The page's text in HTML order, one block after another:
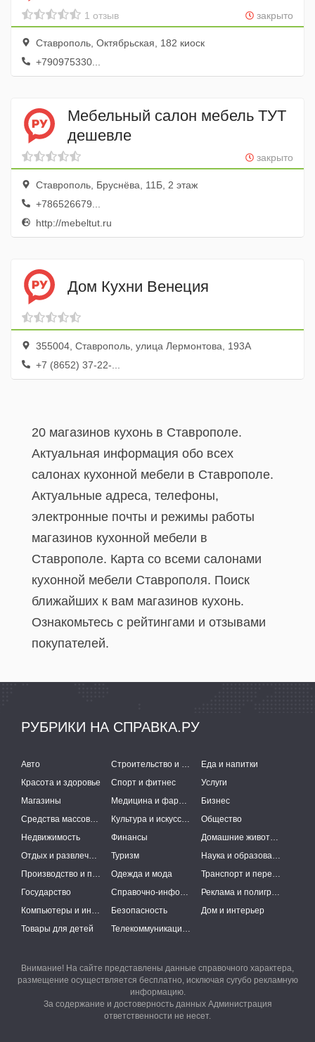
закрыто
1 отзыв
Ставрополь, Октябрьская, 182 киоск
+790975330...
Мебельный салон мебель ТУТ
дешевле
закрыто
Ставрополь, Бруснёва, 11Б, 2 этаж
+786526679...
http://mebeltut.ru
Дом Кухни Венеция
355004, Ставрополь, улица Лермонтова, 193А
+7 (8652) 37-22-...
20 магазинов кухонь в Ставрополе.
Актуальная информация обо всех
салонах кухонной мебели в Ставрополе.
Актуальные адреса, телефоны,
электронные почты и режимы работы
магазинов кухонной мебели в
Ставрополе. Карта со всеми салонами
кухонной мебели Ставрополя. Поиск
ближайших к вам магазинов кухонь.
Ознакомьтесь с рейтингами и отзывами
покупателей.
РУБРИКИ НА СПРАВКА.РУ
Авто Строительство и ремонт
Еда и напитки
Красота и здоровье
Спорт и фитнес
Услуги
Магазины
Медицина и фармацевтика
Бизнес
Средства массовой информации
Культура и искусство
Общество
Недвижимость
Финансы
Домашние животные
Отдых и развлечения
Туризм
Наука и образование
Производство и поставки
Одежда и мода
Транспорт и перевозки
Государство
Справочно-информационные системы
Реклама и полиграфия
Компьютеры и интернет
Безопасность
Дом и интерьер
Товары для детей
Телекоммуникации и связь
Внимание! На сайте представлены данные справочного характера,
размещение осуществляется бесплатно, исключая сугубо рекламную
информацию.
За содержание и достоверность данных Администрация
ответственности не несет.